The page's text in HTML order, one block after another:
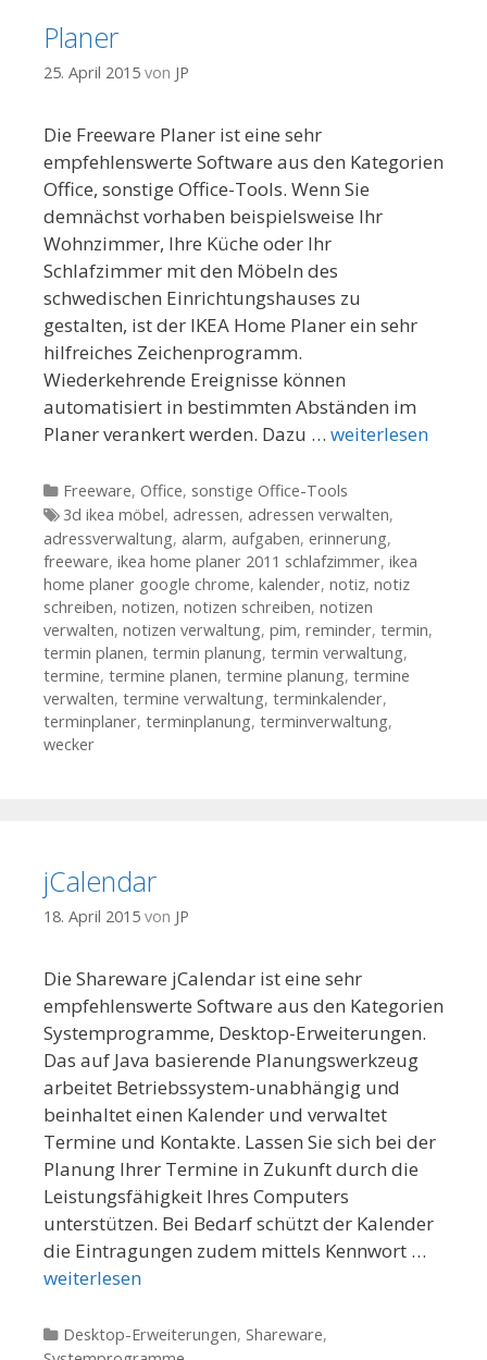
Planer
25. April 2015 von JP
Die Freeware Planer ist eine sehr
empfehlenswerte Software aus den Kategorien
Office, sonstige Office-Tools. Wenn Sie
demnächst vorhaben beispielsweise Ihr
Wohnzimmer, Ihre Küche oder Ihr
Schlafzimmer mit den Möbeln des
schwedischen Einrichtungshauses zu
gestalten, ist der IKEA Home Planer ein sehr
hilfreiches Zeichenprogramm.
Wiederkehrende Ereignisse können
automatisiert in bestimmten Abständen im
Planer verankert werden. Dazu … weiterlesen
Kategorien
Freeware, Office, sonstige Office-Tools
Tags
3d ikea möbel, adressen, adressen verwalten,
adressverwaltung, alarm, aufgaben, erinnerung,
freeware, ikea home planer 2011 schlafzimmer, ikea
home planer google chrome, kalender, notiz, notiz
schreiben, notizen, notizen schreiben, notizen
verwalten, notizen verwaltung, pim, reminder, termin,
termin planen, termin planung, termin verwaltung,
termine, termine planen, termine planung, termine
verwalten, termine verwaltung, terminkalender,
terminplaner, terminplanung, terminverwaltung,
wecker
jCalendar
18. April 2015 von JP
Die Shareware jCalendar ist eine sehr
empfehlenswerte Software aus den Kategorien
Systemprogramme, Desktop-Erweiterungen.
Das auf Java basierende Planungswerkzeug
arbeitet Betriebssystem-unabhängig und
beinhaltet einen Kalender und verwaltet
Termine und Kontakte. Lassen Sie sich bei der
Planung Ihrer Termine in Zukunft durch die
Leistungsfähigkeit Ihres Computers
unterstützen. Bei Bedarf schützt der Kalender
die Eintragungen zudem mittels Kennwort …
weiterlesen
Kategorien
Desktop-Erweiterungen, Shareware,